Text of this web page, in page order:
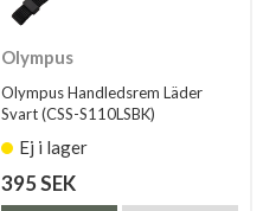
Olympus
Olympus Handledsrem Läder
Svart (CSS-S110LSBK)
Ej i lager
395 SEK